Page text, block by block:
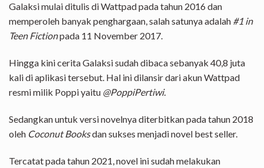
Galaksi mulai ditulis di Wattpad pada tahun 2016 dan
memperoleh banyak penghargaan, salah satunya adalah #1 in
Teen Fictionpada 11 November 2017.
Hingga kini cerita Galaksi sudah dibaca sebanyak 40,8 juta
kali di aplikasi tersebut. Hal ini dilansir dari akun Wattpad
resmi milik Poppi yaitu @PoppiPertiwi.
Sedangkan untuk versi novelnya diterbitkan pada tahun 2018
oleh Coconut Booksdan sukses menjadi novel best seller.
Tercatat pada tahun 2021, novel ini sudah melakukan